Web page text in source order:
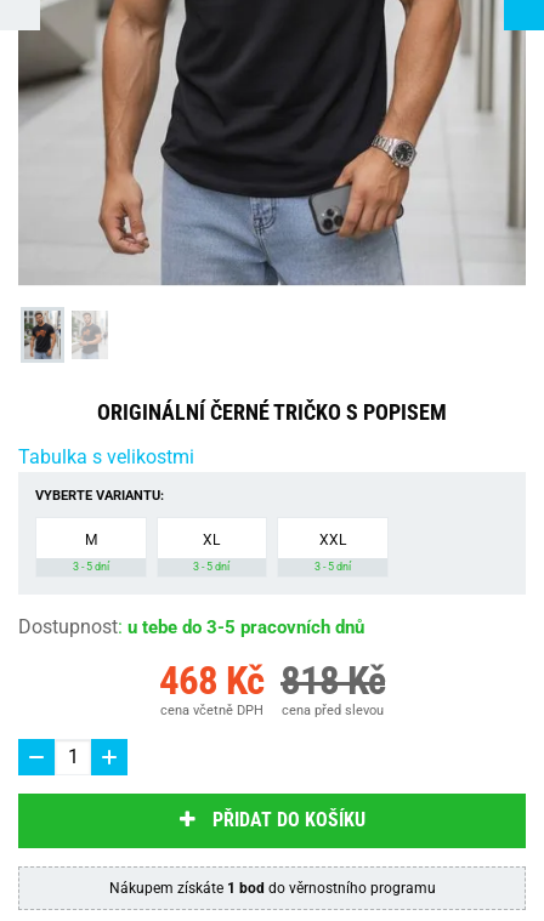
ORIGINÁLNÍ ČERNÉ TRIČKO S POPISEM
Tabulka s velikostmi
VYBERTE VARIANTU:
M
3 - 5 dní
XL
3 - 5 dní
XXL
3 - 5 dní
Dostupnost: u tebe do 3-5 pracovních dnů
468 Kč
cena včetně DPH
818 Kč
cena před slevou
PŘIDAT DO KOŠÍKU
Nákupem získáte 1 bod do věrnostního programu